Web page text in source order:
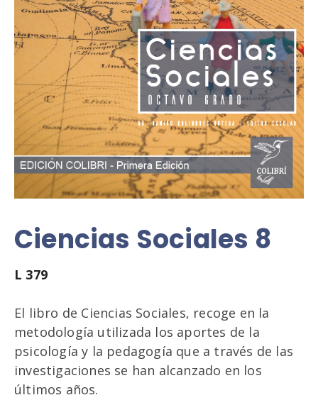
Ciencias Sociales 8
L 379
El libro de Ciencias Sociales, recoge en la
metodología utilizada los aportes de la
psicología y la pedagogía que a través de las
investigaciones se han alcanzado en los
últimos años.